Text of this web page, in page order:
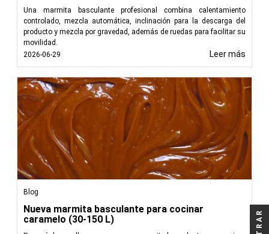
Una marmita basculante profesional combina calentamiento
controlado, mezcla automática, inclinación para la descarga del
producto y mezcla por gravedad, además de ruedas para facilitar su
movilidad.
2026-06-29
Leer más
Blog
Nueva marmita basculante para cocinar
caramelo (30-150 L)